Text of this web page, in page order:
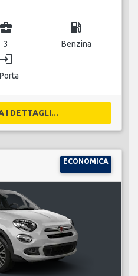
business_center
3
local_gas_station
Benzina
login
I DETTAGLI...
ECONOMICA